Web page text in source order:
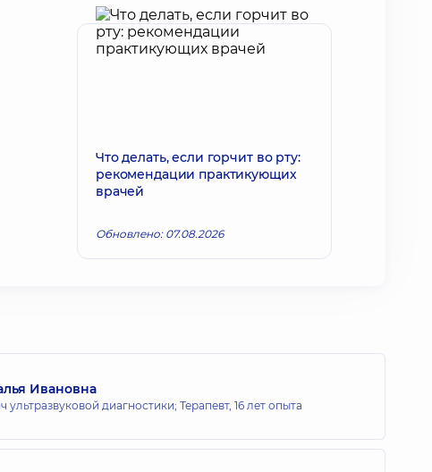
Что делать, если горчит во рту:
рекомендации практикующих
врачей
Обновлено: 07.08.2026
Ивановна
ультразвуковой диагностики; Терапевт, 16 лет опыта